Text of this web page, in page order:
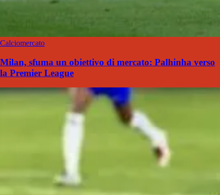
Calciomercato
Milan, sfuma un obiettivo di mercato: Palhinha verso
la Premier League